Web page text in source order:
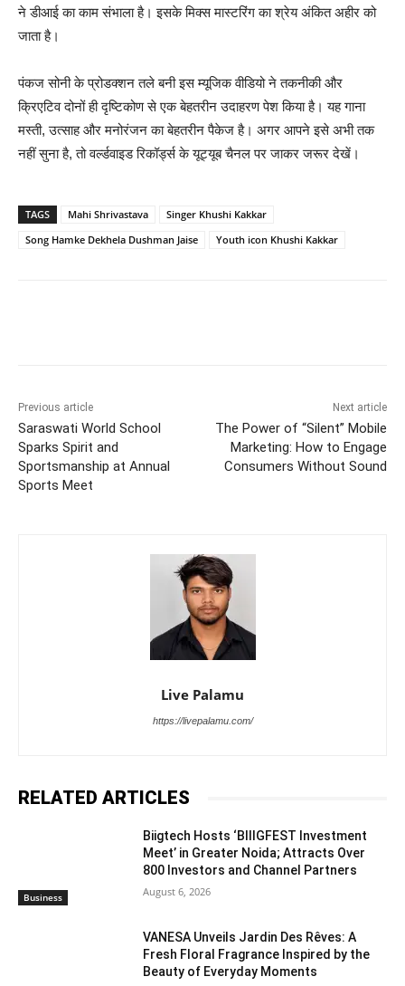
ने डीआई का काम संभाला है। इसके मिक्स मास्टरिंग का श्रेय अंकित अहीर को
जाता है।
पंकज सोनी के प्रोडक्शन तले बनी इस म्यूजिक वीडियो ने तकनीकी और
क्रिएटिव दोनों ही दृष्टिकोण से एक बेहतरीन उदाहरण पेश किया है। यह गाना
मस्ती, उत्साह और मनोरंजन का बेहतरीन पैकेज है। अगर आपने इसे अभी तक
नहीं सुना है, तो वर्ल्डवाइड रिकॉर्ड्स के यूट्यूब चैनल पर जाकर जरूर देखें।
TAGS Mahi Shrivastava
Singer Khushi Kakkar
Song Hamke Dekhela Dushman Jaise
Youth icon Khushi Kakkar
Previous article
Saraswati World School
Sparks Spirit and
Sportsmanship at Annual
Sports Meet
Next article
The Power of “Silent” Mobile
Marketing: How to Engage
Consumers Without Sound
Live Palamu
https://livepalamu.com/
RELATED ARTICLES
Business
Biigtech Hosts ‘BIIIGFEST Investment
Meet’ in Greater Noida; Attracts Over
800 Investors and Channel Partners
August 6, 2026
VANESA Unveils Jardin Des Rêves: A
Fresh Floral Fragrance Inspired by the
Beauty of Everyday Moments